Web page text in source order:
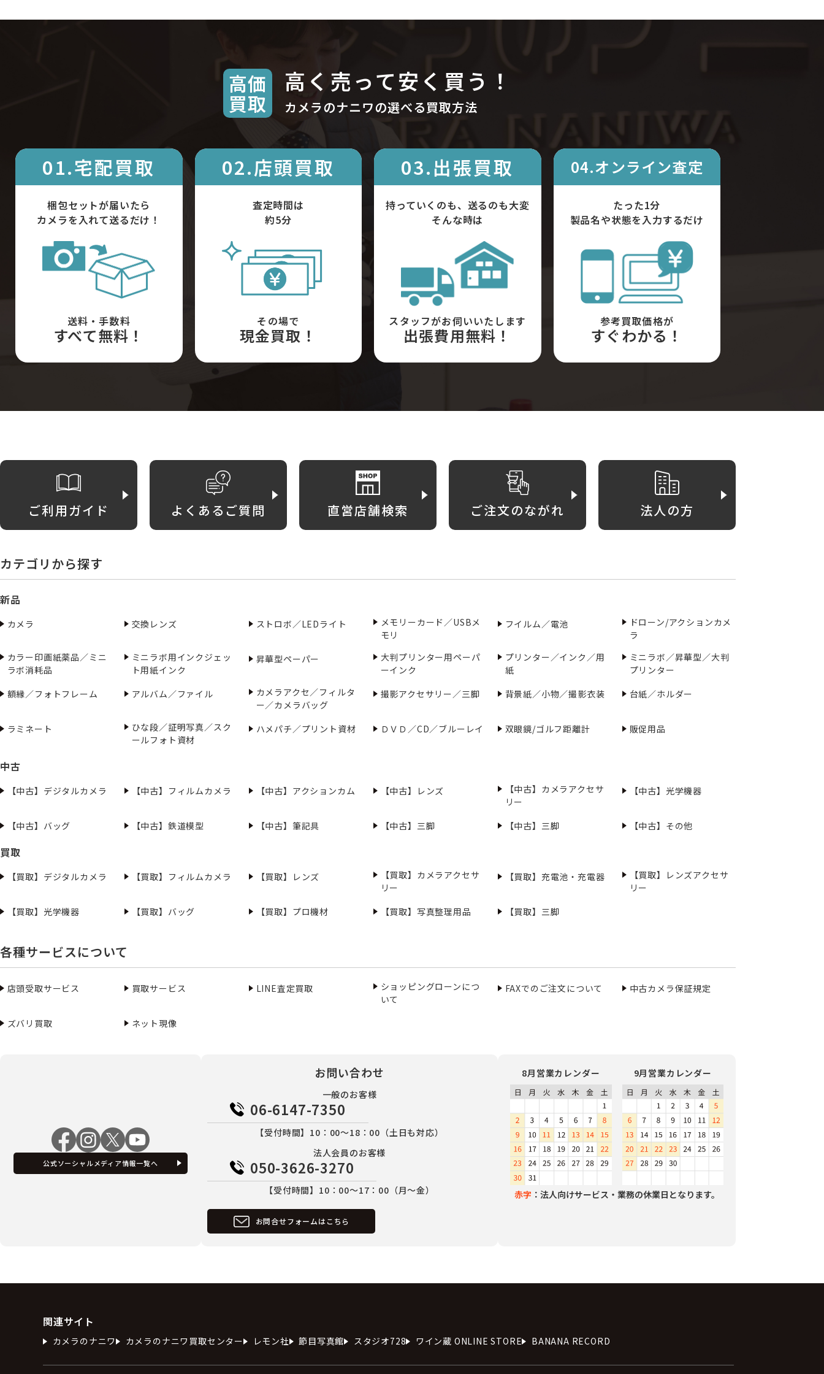
高価
買取
高く売って安く買う！
カメラのナニワの選べる買取方法
01.宅配買取
梱包セットが届いたら
カメラを入れて送るだけ！
送料・手数料
すべて無料！
02.店頭買取
査定時間は
約5分
その場で
現金買取！
03.出張買取
持っていくのも、送るのも大変
そんな時は
スタッフがお伺いいたします
出張費用無料！
04.オンライン査定
たった1分
製品名や状態を入力するだけ
参考買取価格が
すぐわかる！
ご利用ガイド よくあるご質問 直営店舗検索 ご注文のながれ 法人の方
カテゴリから探す
新品
カメラ 交換レンズ ストロボ／LEDライト
メモリーカード／USBメ
モリ
フイルム／電池
ドローン/アクションカメ
ラ
カラー印画紙薬品／ミニ
ラボ消耗品
ミニラボ用インクジェッ
ト用紙インク
昇華型ペーパー
大判プリンター用ペーパ
ーインク
プリンター／インク／用
紙
ミニラボ／昇華型／大判
プリンター
額縁／フォトフレーム
アルバム／ファイル
カメラアクセ／フィルタ
ー／カメラバッグ
撮影アクセサリー／三脚 背景紙／小物／撮影衣装 台紙／ホルダー
ラミネート
ひな段／証明写真／スク
ールフォト資材
ハメパチ／プリント資材 ＤＶＤ／CD／ブルーレイ 双眼鏡/ゴルフ距離計 販促用品
中古
【中古】デジタルカメラ 【中古】フィルムカメラ 【中古】アクションカム 【中古】レンズ
【中古】カメラアクセサ
リー
【中古】光学機器
【中古】バッグ 【中古】鉄道模型 【中古】筆記具 【中古】三脚 【中古】三脚 【中古】その他
買取
【買取】デジタルカメラ 【買取】フィルムカメラ 【買取】レンズ
【買取】カメラアクセサ
リー
【買取】充電池・充電器
【買取】レンズアクセサ
リー
【買取】光学機器
【買取】バッグ 【買取】プロ機材 【買取】写真整理用品 【買取】三脚
各種サービスについて
店頭受取サービス 買取サービス LINE査定買取
ショッピングローンにつ
いて
FAXでのご注文について 中古カメラ保証規定
ズバリ買取 ネット現像
公式ソーシャルメディア情報一覧へ
お問い合わせ
一般のお客様
06-6147-7350
【受付時間】10：00～18：00（土日も対応）
法人会員のお客様
050-3626-3270
【受付時間】10：00～17：00（月～金）
お問合せフォームはこちら
8月営業カレンダー 9月営業カレンダー
赤字 ：法人向けサービス・業務の休業日となります。
関連サイト
カメラのナニワ カメラのナニワ買取センター レモン社 節目写真館 スタジオ728 ワイン蔵 ONLINE STORE BANANA RECORD